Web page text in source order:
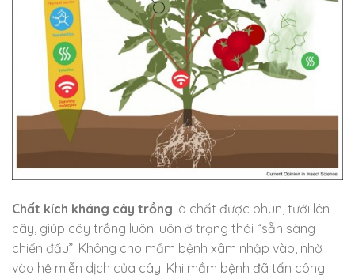
Chất kích kháng cây trồng là chất được phun, tưới lên
cây, giúp cây trồng luôn luôn ở trạng thái “sẵn sàng
chiến đấu”. Không cho mầm bệnh xâm nhập vào, nhờ
vào hệ miễn dịch của cây. Khi mầm bệnh đã tấn công